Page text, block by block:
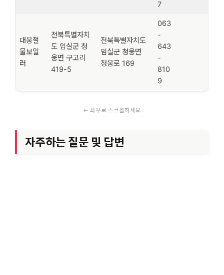
7
대웅철
물보일
러
전북특별자치
도 임실군 청
웅면 구고리
419-5
전북특별자치도
임실군 청웅면
청웅로 169
063
-
643
-
810
9
자주하는 질문 및 답변